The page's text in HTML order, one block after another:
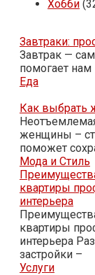
Хобби
Завтраки:
Завтрак —
помогает
Еда
Как выбрать
женщины –
поможет
Мода и Стиль
квартиры
интерьера
квартиры
интерьера
застройки –
Услуги